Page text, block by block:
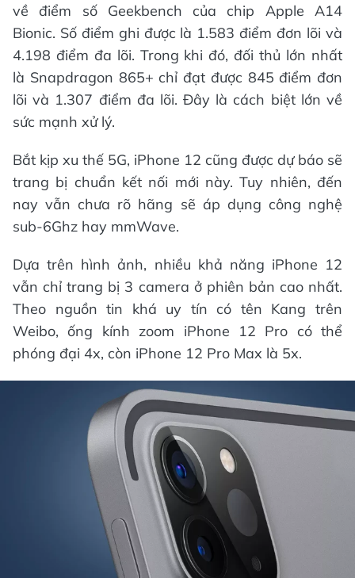
về điểm số Geekbench của chip Apple A14
Bionic. Số điểm ghi được là 1.583 điểm đơn lõi và
4.198 điểm đa lõi. Trong khi đó, đối thủ lớn nhất
là Snapdragon 865+ chỉ đạt được 845 điểm đơn
lõi và 1.307 điểm đa lõi. Đây là cách biệt lớn về
sức mạnh xử lý.
Bắt kịp xu thế 5G, iPhone 12 cũng được dự báo sẽ
trang bị chuẩn kết nối mới này. Tuy nhiên, đến
nay vẫn chưa rõ hãng sẽ áp dụng công nghệ
sub-6Ghz hay mmWave.
Dựa trên hình ảnh, nhiều khả năng iPhone 12
vẫn chỉ trang bị 3 camera ở phiên bản cao nhất.
Theo nguồn tin khá uy tín có tên Kang trên
Weibo, ống kính zoom iPhone 12 Pro có thể
phóng đại 4x, còn iPhone 12 Pro Max là 5x.